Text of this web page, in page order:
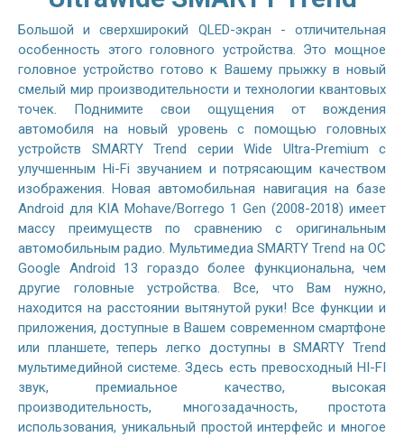
Большой и сверхширокий QLED-экран - отличительная
особенность этого головного устройства. Это мощное
головное устройство готово к Вашему прыжку в новый
смелый мир производительности и технологии квантовых
точек. Поднимите свои ощущения от вождения
автомобиля на новый уровень с помощью головных
устройств SMARTY Trend серии Wide Ultra-Premium с
улучшенным Hi-Fi звучанием и потрясающим качеством
изображения. Новая автомобильная навигация на базе
Android для KIA Mohave/Borrego 1 Gen (2008-2018) имеет
массу преимуществ по сравнению с оригинальным
автомобильным радио. Мультимедиа SMARTY Trend на ОС
Google Android 13 гораздо более функциональна, чем
другие головные устройства. Все, что Вам нужно,
находится на расстоянии вытянутой руки! Все функции и
приложения, доступные в Вашем современном смартфоне
или планшете, теперь легко доступны в SMARTY Trend
мультимедийной системе. Здесь есть превосходный HI-FI
звук, премиальное качество, высокая
производительность, многозадачность, простота
использования, уникальный простой интерфейс и многое